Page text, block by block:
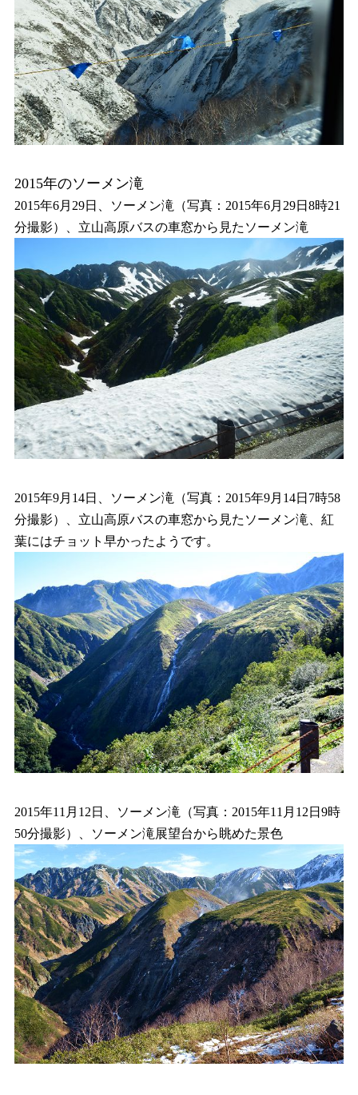
2015年のソーメン滝
2015年6月29日、ソーメン滝（写真：2015年6月29日8時21
分撮影）、立山高原バスの車窓から見たソーメン滝
2015年9月14日、ソーメン滝（写真：2015年9月14日7時58
分撮影）、立山高原バスの車窓から見たソーメン滝、紅
葉にはチョット早かったようです。
2015年11月12日、ソーメン滝（写真：2015年11月12日9時
50分撮影）、ソーメン滝展望台から眺めた景色